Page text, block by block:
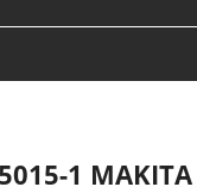
1 MAKITA